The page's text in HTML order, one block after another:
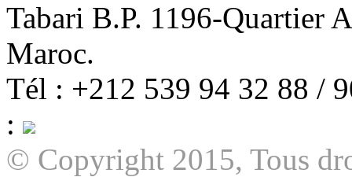
Tabari B.P. 1196-Quartier
Maroc.
Tél : +212 539 94 32 88 /
:
© Copyright 2015, Tous